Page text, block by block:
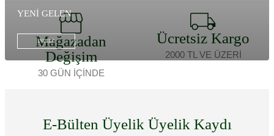
YENİ GELEN
İNCELE
Mağazadan
Değişim
30 GÜN İÇİNDE
Ücretsiz Kargo
2000 TL VE ÜZERİ
E-Bülten Üyelik Üyelik Kaydı